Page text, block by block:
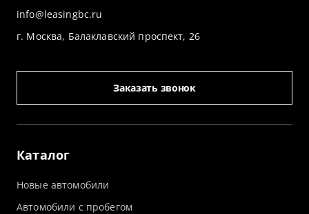
Каталог
Новые автомобили
Автомобили с пробегом
info@leasingbc.ru
г. Москва, Балаклавский проспект, 26
Заказать звонок